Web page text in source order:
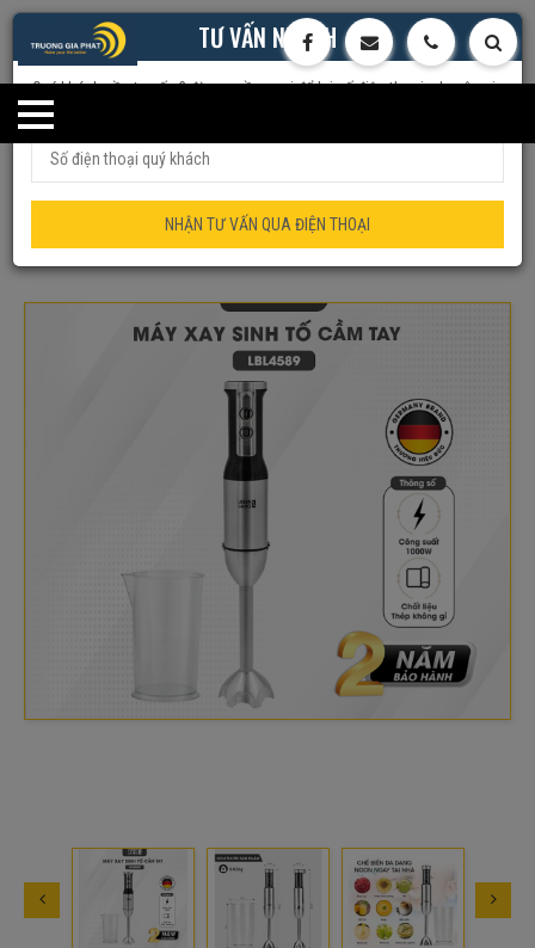
cầm tay đa năng Lebenlang LBL3638, công suất 1000W, lưỡi dao 2
cánh, bảo hành 2 năm – hàng chính hãng
TƯ VẤN NHANH
Quý khách cần tư vấn ? đừng ngần ngại để lại số điện thoại, chuyên gia
NHẬN TƯ VẤN QUA ĐIỆN THOẠI